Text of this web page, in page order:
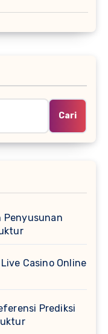
Cari
Penyusunan
Casino Online
Prediksi